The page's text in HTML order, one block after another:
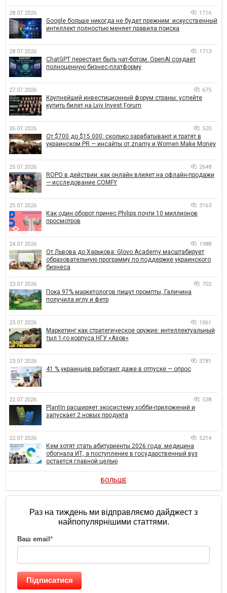
28.07.2026 1716
Google больше никогда не будет прежним: искусственный
интеллект полностью меняет правила поиска
28.07.2026 1713
ChatGPT перестает быть чат-ботом. OpenAI создает
полноценную бизнес-платформу
27.07.2026 675
Крупнейший инвестиционный форум страны: успейте
купить билет на Lviv Invest Forum
26.07.2026 520
От $700 до $15 000: сколько зарабатывают и тратят в
украинском PR — инсайты от znamy и Women Make Money
25.07.2026 2648
ROPO в действии: как онлайн влияет на офлайн-продажи
— исследование COMFY
25.07.2026 3163
Как один оборот принес Philips почти 10 миллионов
просмотров
24.07.2026 1988
От Львова до Харькова: Glovo Academy масштабирует
образовательную программу по поддержке украинского
бизнеса
23.07.2026 702
Пока 97% маркетологов пишут промпты, Галичина
получила иглу и фетр
23.07.2026 1061
Маркетинг как стратегическое оружие: интеллектуальный
тыл 1-го корпуса НГУ «Азов»
23.07.2026 3781
41 % украинцев работают даже в отпуске — опрос
22.07.2026 538
PlantIn расширяет экосистему хобби-приложений и
запускает 2 новых продукта
22.07.2026 5214
Кем хотят стать абитуриенты 2026 года: медицина
обогнала ИТ, а поступление в государственный вуз
остается главной целью
БОЛЬШЕ
Раз на тиждень ми відправляємо дайджест з
найпопулярнішими статтями.
Ваш email*
Підписатися